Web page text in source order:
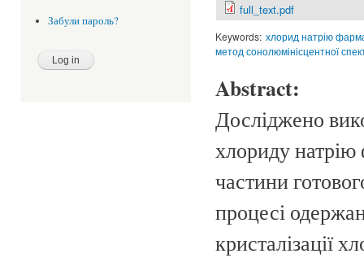
Забули пароль?
full_text.pdf
Keywords: хлорид натрію
метод сонолюмінісцентної
Abstract:
Досліджено
хлориду натрію
частини
процесі
кристалізації